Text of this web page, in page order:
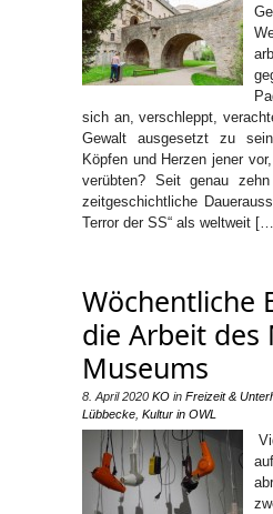
sich an, verschleppt,
Gewalt ausgesetzt zu
Köpfen und Herzen jener
verübten? Seit genau
zeitgeschichtliche
Terror der SS“ als weltweit
Wöchentliche
die Arbeit des
Museums
8. April 2020 KO in Freizeit &
Lübbecke Kultur in OWL